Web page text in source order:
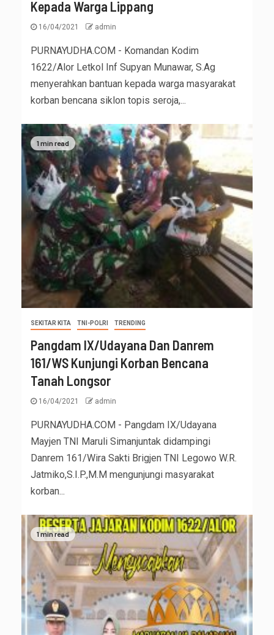
Kepada Warga Lippang
16/04/2021 admin
PURNAYUDHA.COM - Komandan Kodim
1622/Alor Letkol Inf Supyan Munawar, S.Ag
menyerahkan bantuan kepada warga masyarakat
korban bencana siklon topis seroja,...
1 min read
SEKITAR KITA TNI-POLRI TRENDING
Pangdam IX/Udayana Dan Danrem
161/WS Kunjungi Korban Bencana
Tanah Longsor
16/04/2021 admin
PURNAYUDHA.COM - Pangdam IX/Udayana
Mayjen TNI Maruli Simanjuntak didampingi
Danrem 161/Wira Sakti Brigjen TNI Legowo W.R.
Jatmiko,S.I.P.,M.M mengunjungi masyarakat
korban...
1 min read